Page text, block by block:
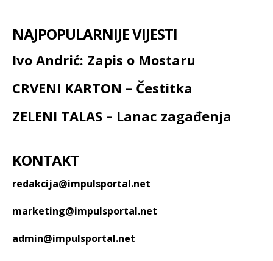
NAJPOPULARNIJE VIJESTI
Ivo Andrić: Zapis o Mostaru
CRVENI KARTON – Čestitka
ZELENI TALAS – Lanac zagađenja
KONTAKT
redakcija@impulsportal.net
marketing@impulsportal.net
admin@impulsportal.net